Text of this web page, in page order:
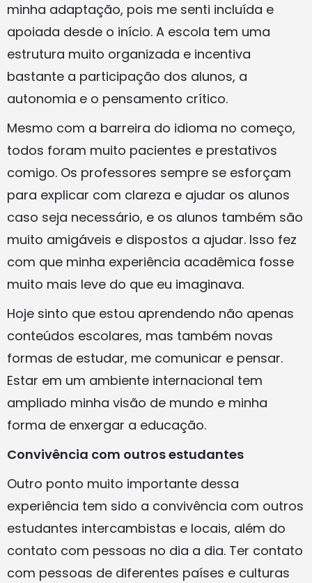
minha adaptação, pois me senti incluída e
apoiada desde o início. A escola tem uma
estrutura muito organizada e incentiva
bastante a participação dos alunos, a
autonomia e o pensamento crítico.
Mesmo com a barreira do idioma no começo,
todos foram muito pacientes e prestativos
comigo. Os professores sempre se esforçam
para explicar com clareza e ajudar os alunos
caso seja necessário, e os alunos também são
muito amigáveis e dispostos a ajudar. Isso fez
com que minha experiência acadêmica fosse
muito mais leve do que eu imaginava.
Hoje sinto que estou aprendendo não apenas
conteúdos escolares, mas também novas
formas de estudar, me comunicar e pensar.
Estar em um ambiente internacional tem
ampliado minha visão de mundo e minha
forma de enxergar a educação.
Convivência com outros estudantes
Outro ponto muito importante dessa
experiência tem sido a convivência com outros
estudantes intercambistas e locais, além do
contato com pessoas no dia a dia. Ter contato
com pessoas de diferentes países e culturas